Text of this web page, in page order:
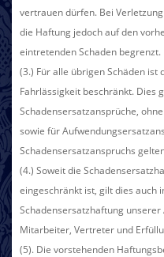
vertrauen dürfen. Bei
die Haftung jedoch auf den
eintretenden Schaden begrenzt.
(3.) Für alle übrigen Schäden ist
Fahrlässigkeit beschränkt. Dies
Schadensersatzansprüche,
sowie für
Schadensersatzanspruchs
(4.) Soweit die
eingeschränkt ist, gilt dies auch
Schadensersatzhaftung
Mitarbeiter, Vertreter und
(5). Die vorstehenden